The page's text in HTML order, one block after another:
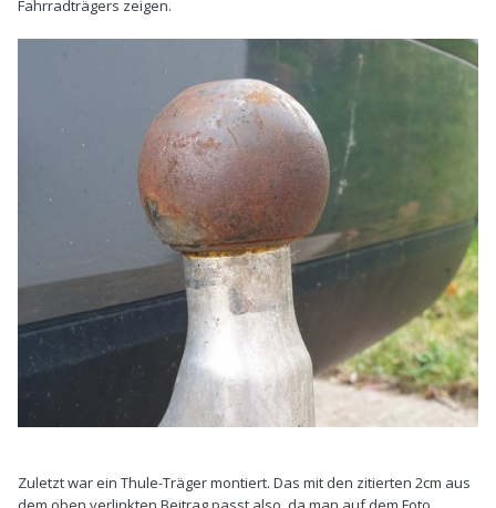
Fahrradträgers zeigen.
Zuletzt war ein Thule-Träger montiert. Das mit den zitierten 2cm aus